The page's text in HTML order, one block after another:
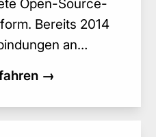
Open-Source-
Bereits 2014
an…
→